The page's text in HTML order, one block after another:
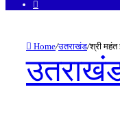
Home/उतराखंड/श्री महंत